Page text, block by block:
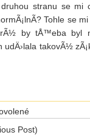
druhou stranu se
Tohle se
by tÅ™eba byl
udÄ›lala takovÃ½
u
Post)